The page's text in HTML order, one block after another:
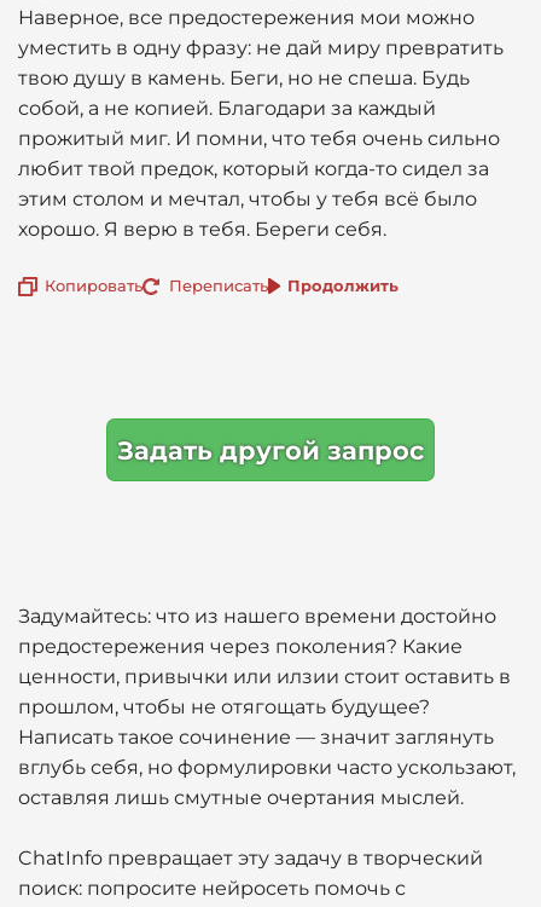
Наверное, все предостережения мои можно
уместить в одну фразу: не дай миру превратить
твою душу в камень. Беги, но не спеша. Будь
собой, а не копией. Благодари за каждый
прожитый миг. И помни, что тебя очень сильно
любит твой предок, который когда-то сидел за
этим столом и мечтал, чтобы у тебя всё было
хорошо. Я верю в тебя. Береги себя.
Копировать Переписать Продолжить
Задать другой запрос
Задумайтесь: что из нашего времени достойно
предостережения через поколения? Какие
ценности, привычки или илзии стоит оставить в
прошлом, чтобы не отягощать будущее?
Написать такое сочинение — значит заглянуть
вглубь себя, но формулировки часто ускользают,
оставляя лишь смутные очертания мыслей.
ChatInfo превращает эту задачу в творческий
поиск: попросите нейросеть помочь с